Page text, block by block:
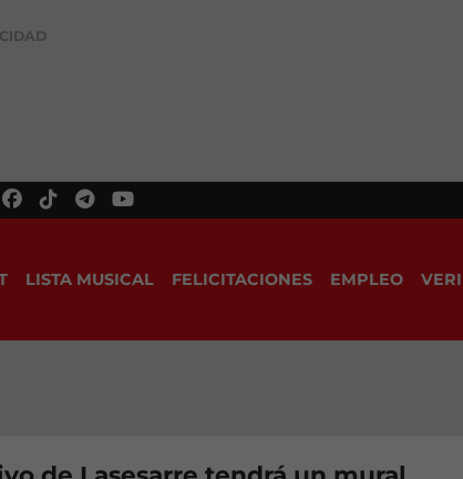
LISTA MUSICAL FELICITACIONES EMPLEO